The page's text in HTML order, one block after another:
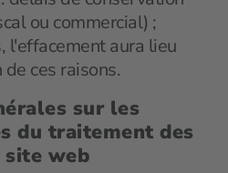
ou commercial) ;
l'effacement aura lieu
ces raisons.
sur les
du traitement des
site web